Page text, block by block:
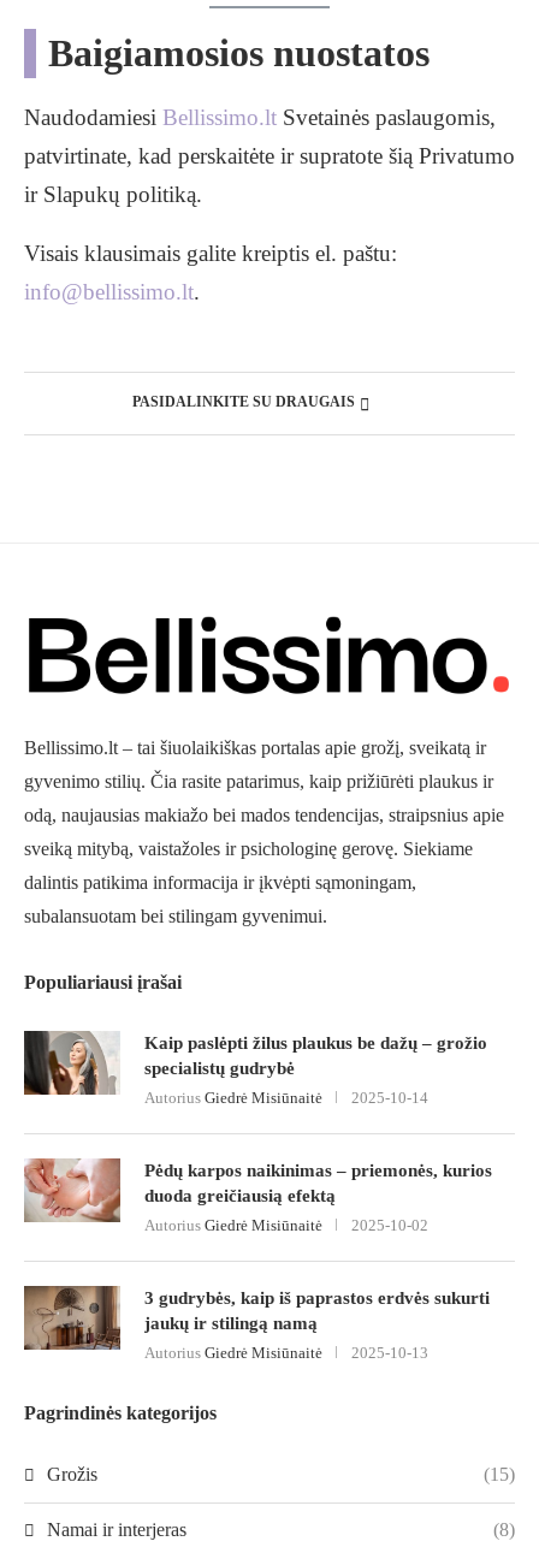
Baigiamosios nuostatos
Naudodamiesi Bellissimo.lt Svetainės paslaugomis,
patvirtinate, kad perskaitėte ir supratote šią Privatumo
ir Slapukų politiką.
Visais klausimais galite kreiptis el. paštu:
info@bellissimo.lt.
PASIDALINKITE SU DRAUGAIS
Bellissimo.lt – tai šiuolaikiškas portalas apie grožį, sveikatą ir
gyvenimo stilių. Čia rasite patarimus, kaip prižiūrėti plaukus ir
odą, naujausias makiažo bei mados tendencijas, straipsnius apie
sveiką mitybą, vaistažoles ir psichologinę gerovę. Siekiame
dalintis patikima informacija ir įkvėpti sąmoningam,
subalansuotam bei stilingam gyvenimui.
Populiariausi įrašai
Kaip paslėpti žilus plaukus be dažų – grožio
specialistų gudrybė
Autorius Giedrė Misiūnaitė 2025-10-14
Pėdų karpos naikinimas – priemonės, kurios
duoda greičiausią efektą
Autorius Giedrė Misiūnaitė 2025-10-02
3 gudrybės, kaip iš paprastos erdvės sukurti
jaukų ir stilingą namą
Autorius Giedrė Misiūnaitė 2025-10-13
Pagrindinės kategorijos
Grožis (15)
Namai ir interjeras (8)